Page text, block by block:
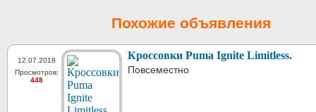
Похожие объявления
12.07.2018
Просмотров:
448
Кроссовки Puma Ignite Limitless.
Повсеместно